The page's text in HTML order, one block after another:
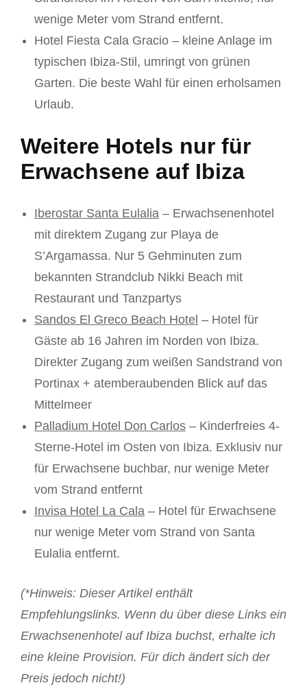
wenige Meter vom Strand entfernt.
Hotel Fiesta Cala Gracio – kleine Anlage im
typischen Ibiza-Stil, umringt von grünen
Garten. Die beste Wahl für einen erholsamen
Urlaub.
Weitere Hotels nur für
Erwachsene auf Ibiza
Iberostar Santa Eulalia – Erwachsenenhotel
mit direktem Zugang zur Playa de
S’Argamassa. Nur 5 Gehminuten zum
bekannten Strandclub Nikki Beach mit
Restaurant und Tanzpartys
Sandos El Greco Beach Hotel – Hotel für
Gäste ab 16 Jahren im Norden von Ibiza.
Direkter Zugang zum weißen Sandstrand von
Portinax + atemberaubenden Blick auf das
Mittelmeer
Palladium Hotel Don Carlos – Kinderfreies 4-
Sterne-Hotel im Osten von Ibiza. Exklusiv nur
für Erwachsene buchbar, nur wenige Meter
vom Strand entfernt
Invisa Hotel La Cala – Hotel für Erwachsene
nur wenige Meter vom Strand von Santa
Eulalia entfernt.
(*Hinweis: Dieser Artikel enthält
Empfehlungslinks. Wenn du über diese Links ein
Erwachsenenhotel auf Ibiza buchst, erhalte ich
eine kleine Provision. Für dich ändert sich der
Preis jedoch nicht!)